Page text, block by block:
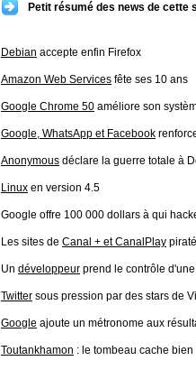
Petit résumé des news de cette
Debian accepte enfin Firefox
Amazon Web Services fête ses 10 ans
Google Chrome 50 améliore son
Google, WhatsApp et Facebook
Anonymous déclare la guerre totale à
Linux en version 4.5
Google offre 100 000 dollars à qui
Les sites de Canal + et CanalPlay
Un développeur prend le contrôle
Twitter sous pression par des stars de
Google ajoute un métronome aux
Toutankhamon : le tombeau cache